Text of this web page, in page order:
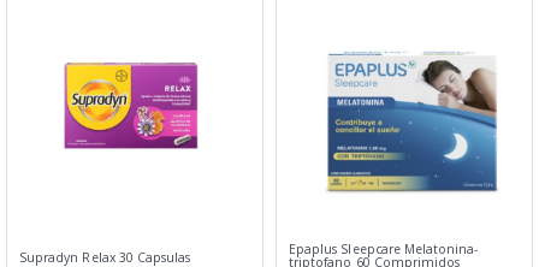
Supradyn Relax 30 Capsulas Epaplus Sleepcare Melatonina-
triptofano 60 Comprimidos